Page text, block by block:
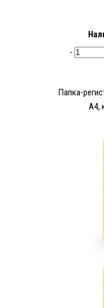
-
Папка-
А4,